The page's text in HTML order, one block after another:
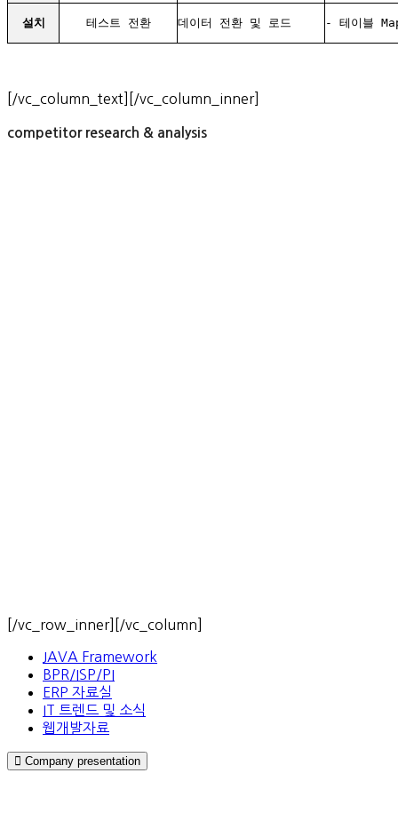
설치 테스트 전환 데이터 전환 및 로드 - 테이블
[/vc_column_text][/vc_column_inner]
competitor research & analysis
[/vc_row_inner][/vc_column]
JAVA Framework
BPR/ISP/PI
ERP 자료실
IT 트렌드 및 소식
웹개발자료
Company presentation